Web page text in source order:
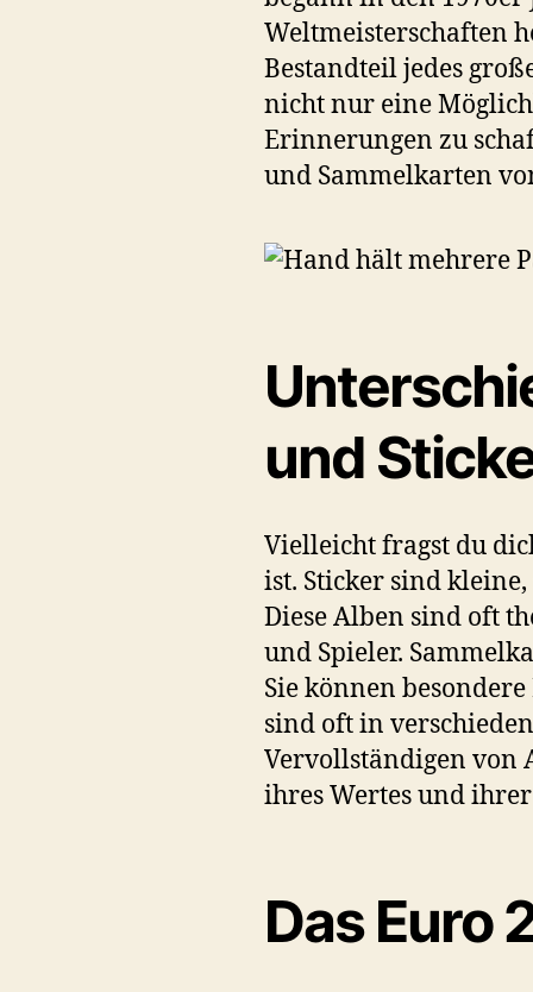
Topps-
Topps
Wert und
Weltmeisterschaften
Bestandteil jedes
nicht nur eine
Erinnerungen zu
und Sammelkarten
und
Vielleicht fragst du
ist. Sticker sind
Diese Alben sind oft
und Spieler.
Sie können
sind oft in
Vervollständigen von
ihres Wertes und
Das Euro